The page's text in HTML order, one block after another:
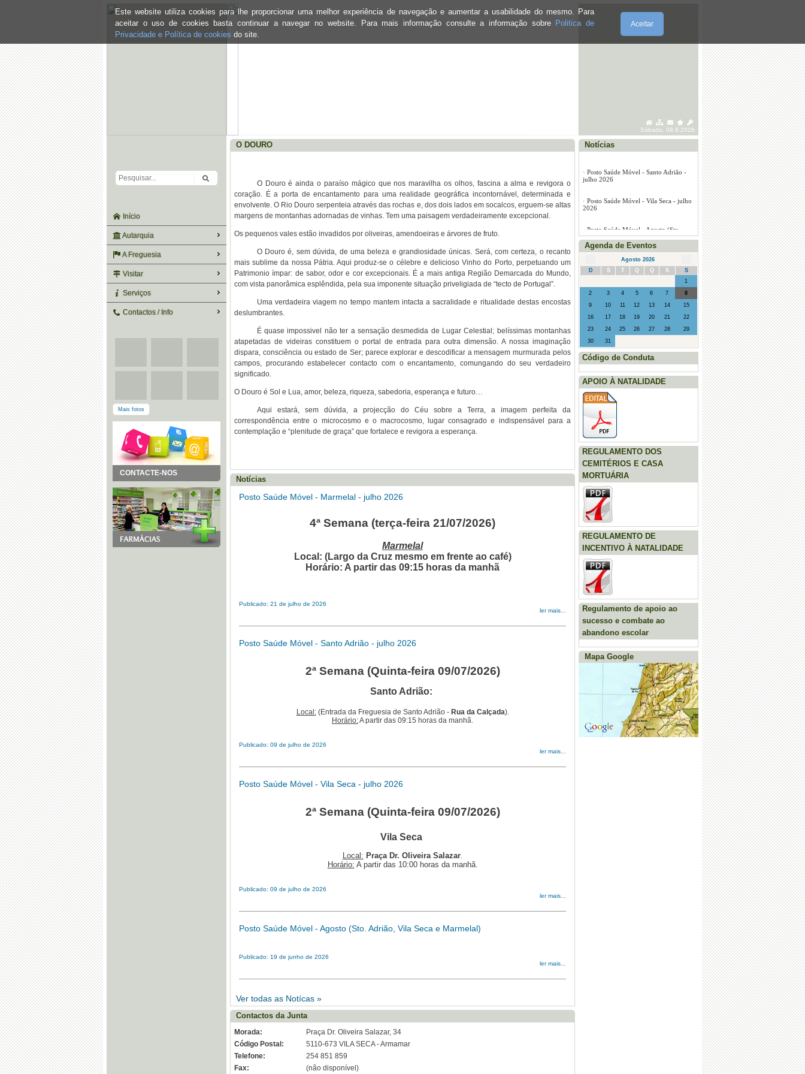
Este website utiliza cookies para lhe proporcionar uma melhor experiência de navegação e aumentar a usabilidade do mesmo. Para
aceitar o uso de cookies basta continuar a navegar no website. Para mais informação consulte a informação sobre Politica de
Privacidade e Política de cookies do site.
Aceitar
Sábado, 08.8.2026
Início
Autarquia
A Freguesia
Visitar
Serviços
Contactos / Info
Mais fotos
CONTACTE-NOS
O DOURO
O Douro é ainda o paraíso mágico que nos maravilha os olhos, fascina a alma e revigora o
coração. É a porta de encantamento para uma realidade geográfica incontornável, determinada e
envolvente. O Rio Douro serpenteia através das rochas e, dos dois lados em socalcos, erguem-se altas
margens de montanhas adornadas de vinhas. Tem uma paisagem verdadeiramente excepcional.
Os pequenos vales estão invadidos por oliveiras, amendoeiras e árvores de fruto.
O Douro é, sem dúvida, de uma beleza e grandiosidade únicas. Será, com certeza, o recanto
mais sublime da nossa Pátria. Aqui produz-se o célebre e deliciosoVinho do Porto, perpetuando um
Patrimonio ímpar: de sabor, odor e cor excepcionais. É a mais antiga Região Demarcada do Mundo,
com vista panorâmica esplêndida, pela sua imponente situação priveligiada de “tecto de Portugal”.
Uma verdadeira viagem no tempo mantem intacta a sacralidade e ritualidade destas encostas
deslumbrantes.
É quase impossivel não ter a sensação desmedida de Lugar Celestial; belíssimas montanhas
atapetadas de videiras constituem o portal de entrada para outra dimensão. A nossa imaginação
dispara, consciência ou estado de Ser; parece explorar e descodificar a mensagem murmurada pelos
campos, procurando estabelecer contacto com o encantamento, comungando do seu verdadeiro
significado.
O Douro é Sol e Lua, amor, beleza, riqueza, sabedoria, esperança e futuro…
Aqui estará, sem dúvida, a projecção do Céu sobre a Terra, a imagem perfeita da
correspondência entre o microcosmo e o macrocosmo, lugar consagrado e indispensável para a
contemplação e “plenitude de graça” que fortalece e revigora a esperança.
Notícias
Posto Saúde Móvel - Marmelal - julho 2026
4ª Semana (terça-feira 21/07/2026)
Marmelal
Local: (Largo da Cruz mesmo em frente ao café)
Horário: A partir das 09:15 horas da manhã
Publicado: 21 de julho de 2026
ler mais...
Posto Saúde Móvel - Santo Adrião - julho 2026
2ª Semana (Quinta-feira 09/07/2026)
Santo Adrião:
Local:(Entrada da Freguesia de Santo Adrião - Rua da Calçada).
Horário:A partir das 09:15 horas da manhã.
Publicado: 09 de julho de 2026
ler mais...
Posto Saúde Móvel - Vila Seca - julho 2026
2ª Semana (Quinta-feira 09/07/2026)
Vila Seca
Local: Praça Dr. Oliveira Salazar.
Horário: A partir das 10:00 horas da manhã.
Publicado: 09 de julho de 2026
ler mais...
Posto Saúde Móvel - Agosto (Sto. Adrião, Vila Seca e Marmelal)
Publicado: 19 de junho de 2026
ler mais...
Ver todas as Notícas »
Contactos da Junta
Morada:
Praça Dr. Oliveira Salazar, 34
Código Postal:
5110-673 VILA SECA - Armamar
Telefone:
254 851 859
Fax:
(não disponível)
Notícias
·Posto Saúde Móvel - Santo Adrião -
Agenda de Eventos
Agosto 2026
D
S T Q Q S
S
1
2
3 4 5 6 7
8
9
10 11 12 13 14
15
16
17 18 19 20 21
22
23
24 25 26 27 28
29
30
31
Código de Conduta
APOIO À NATALIDADE
REGULAMENTO DOS
CEMITÉRIOS E CASA
MORTUÁRIA
REGULAMENTO DE
INCENTIVO À NATALIDADE
Regulamento de apoio ao
sucesso e combate ao
abandono escolar
Mapa Google